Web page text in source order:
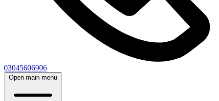
03045606906
Open main menu